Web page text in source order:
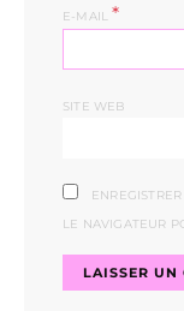
E-MAIL*
SITE WEB
LE NAVIGATEUR